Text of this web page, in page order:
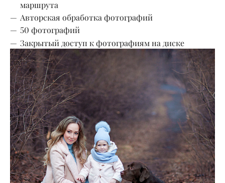
маршрута
Авторская обработка фотографий
50 фотографий
Закрытый доступ к фотографиям на диске